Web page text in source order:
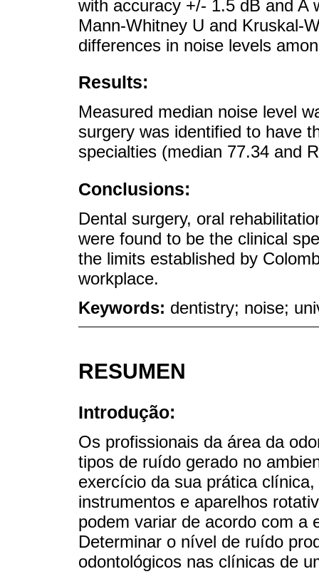
with accuracy +/- 1.5 dB and A
Mann-Whitney U and Kruskal-
differences in noise levels
Results:
Measured median noise level
surgery was identified to have
specialties (median 77.34 and
Conclusions:
Dental surgery, oral
were found to be the clinical
the limits established by
workplace.
Keywords: dentistry; noise;
RESUMEN
Introdução:
Os profissionais da área da
tipos de ruído gerado no
exercício da sua prática
instrumentos e aparelhos
podem variar de acordo com a
Determinar o nível de ruído
odontológicos nas clínicas de